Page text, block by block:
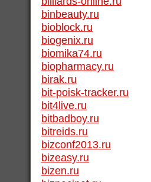
binbeauty.ru
bioblock.ru
biogenix.ru
biomika74.ru
biopharmacy.ru
birak.ru
bit-poisk-tracker.ru
bit4live.ru
bitbadboy.ru
bitreids.ru
bizconf2013.ru
bizeasy.ru
bizen.ru